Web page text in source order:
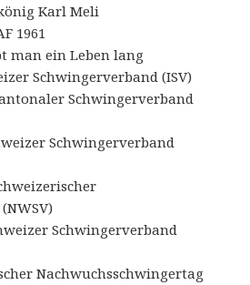
Karl Meli
1961
man ein Leben lang
Schwingerverband (ISV)
Schwingerverband
Schwingerverband
Schwingerverband
Nachwuchsschwingertag